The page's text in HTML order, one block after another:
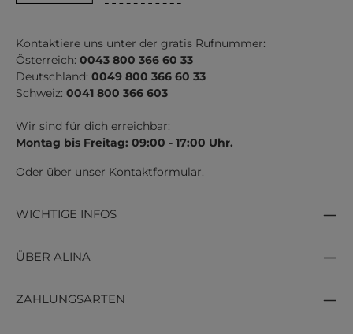
Kontaktiere uns unter der gratis Rufnummer:
Österreich: 0043 800 366 60 33
Deutschland: 0049 800 366 60 33
Schweiz: 0041 800 366 603
Wir sind für dich erreichbar:
Montag bis Freitag: 09:00 - 17:00 Uhr.
Oder über unser Kontaktformular.
WICHTIGE INFOS
ÜBER ALINA
ZAHLUNGSARTEN